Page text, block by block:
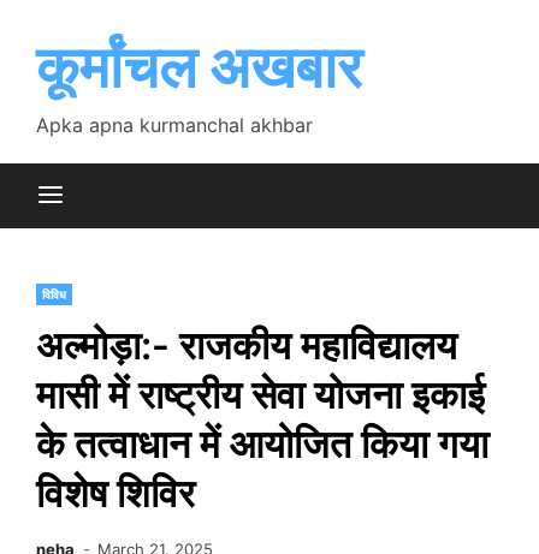
contentकूर्मांचल अखबार
Apka apna kurmanchal akhbar
विविध
अल्मोड़ा:- राजकीय महाविद्यालय
मासी में राष्ट्रीय सेवा योजना इकाई
के तत्वाधान में आयोजित किया गया
विशेष शिविर
neha March 21, 2025